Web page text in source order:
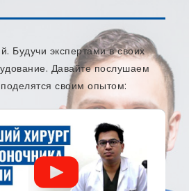
Будучи экспертами в своих
Давайте послушаем
своим опытом: